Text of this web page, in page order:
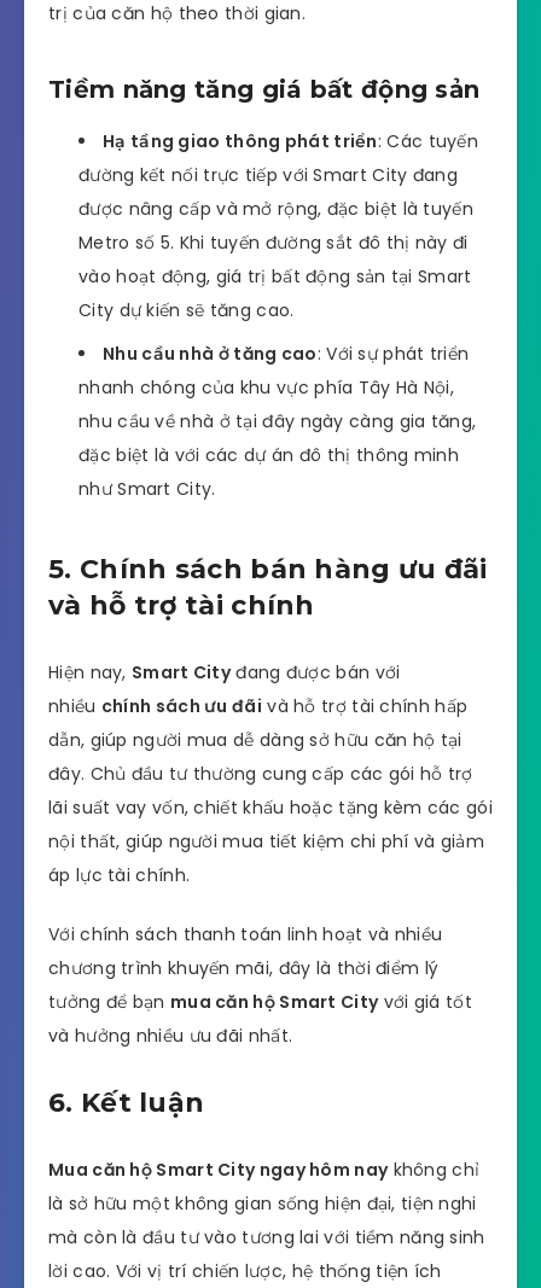
trị của căn hộ theo thời gian.
Tiềm năng tăng giá bất động sản
Hạ tầng giao thông phát triển: Các tuyến
đường kết nối trực tiếp với Smart City đang
được nâng cấp và mở rộng, đặc biệt là tuyến
Metro số 5. Khi tuyến đường sắt đô thị này đi
vào hoạt động, giá trị bất động sản tại Smart
City dự kiến sẽ tăng cao.
Nhu cầu nhà ở tăng cao: Với sự phát triển
nhanh chóng của khu vực phía Tây Hà Nội,
nhu cầu về nhà ở tại đây ngày càng gia tăng,
đặc biệt là với các dự án đô thị thông minh
như Smart City.
5. Chính sách bán hàng ưu đãi
và hỗ trợ tài chính
Hiện nay, Smart Cityđang được bán với
nhiều chính sách ưu đãi và hỗ trợ tài chính hấp
dẫn, giúp người mua dễ dàng sở hữu căn hộ tại
đây. Chủ đầu tư thường cung cấp các gói hỗ trợ
lãi suất vay vốn, chiết khấu hoặc tặng kèm các gói
nội thất, giúp người mua tiết kiệm chi phí và giảm
áp lực tài chính.
Với chính sách thanh toán linh hoạt và nhiều
chương trình khuyến mãi, đây là thời điểm lý
tưởng để bạn mua căn hộ Smart Cityvới giá tốt
và hưởng nhiều ưu đãi nhất.
6. Kết luận
Mua căn hộ Smart City ngay hôm naykhông chỉ
là sở hữu một không gian sống hiện đại, tiện nghi
mà còn là đầu tư vào tương lai với tiềm năng sinh
lời cao. Với vị trí chiến lược, hệ thống tiện ích